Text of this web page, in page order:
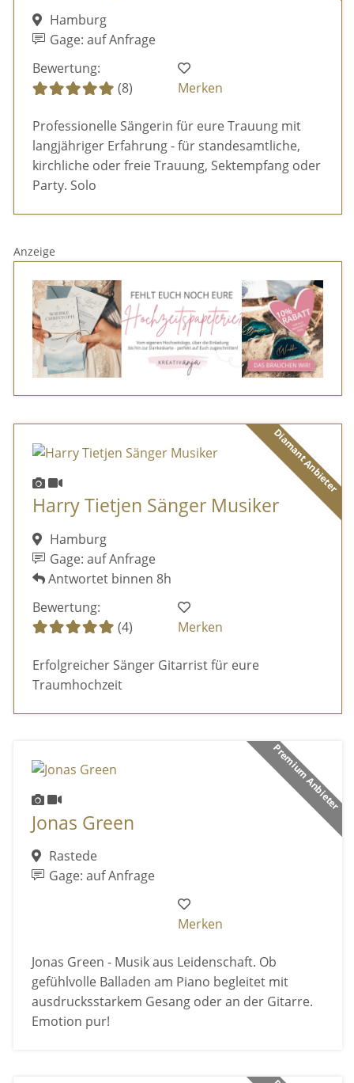
Hamburg
Gage: auf Anfrage
Bewertung:
(8)
Merken
Professionelle Sängerin für eure Trauung mit
langjähriger Erfahrung - für standesamtliche,
kirchliche oder freie Trauung, Sektempfang oder
Party. Solo
Anzeige
Diamant Anbieter
Harry Tietjen Sänger Musiker
Hamburg
Gage: auf Anfrage
Antwortet binnen 8h
Bewertung:
(4)
Merken
Erfolgreicher Sänger Gitarrist für eure
Traumhochzeit
Premium Anbieter
Jonas Green
Rastede
Gage: auf Anfrage
Merken
Jonas Green - Musik aus Leidenschaft. Ob
gefühlvolle Balladen am Piano begleitet mit
ausdrucksstarkem Gesang oder an der Gitarre.
Emotion pur!